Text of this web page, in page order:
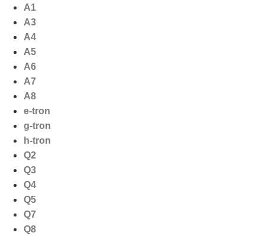
naar
inhoud
A1
A3
A4
A5
A6
A7
A8
e-tron
g-tron
h-tron
Q2
Q3
Q4
Q5
Q7
Q8